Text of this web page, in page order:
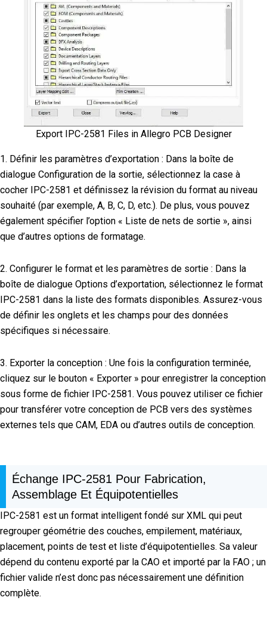
Export IPC-2581 Files in Allegro PCB Designer
1. Définir les paramètres d’exportation : Dans la boîte de
dialogue Configuration de la sortie, sélectionnez la case à
cocher IPC-2581 et définissez la révision du format au niveau
souhaité (par exemple, A, B, C, D, etc.). De plus, vous pouvez
également spécifier l’option « Liste de nets de sortie », ainsi
que d’autres options de formatage.
2. Configurer le format et les paramètres de sortie : Dans la
boîte de dialogue Options d’exportation, sélectionnez le format
IPC-2581 dans la liste des formats disponibles. Assurez-vous
de définir les onglets et les champs pour des données
spécifiques si nécessaire.
3. Exporter la conception : Une fois la configuration terminée,
cliquez sur le bouton « Exporter » pour enregistrer la conception
sous forme de fichier IPC-2581. Vous pouvez utiliser ce fichier
pour transférer votre conception de PCB vers des systèmes
externes tels que CAM, EDA ou d’autres outils de conception.
Échange IPC-2581 Pour Fabrication,
Assemblage Et Équipotentielles
IPC-2581 est un format intelligent fondé sur XML qui peut
regrouper géométrie des couches, empilement, matériaux,
placement, points de test et liste d’équipotentielles. Sa valeur
dépend du contenu exporté par la CAO et importé par la FAO ; un
fichier valide n’est donc pas nécessairement une définition
complète.